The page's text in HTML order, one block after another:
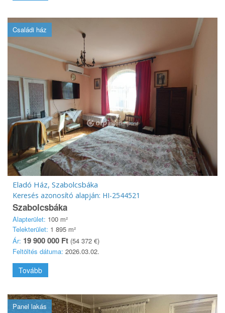
Családi ház
Eladó Ház, Szabolcsbáka
Keresés azonosító alapján: HI-2544521
Szabolcsbáka
Alapterület: 100 m²
Telekterület: 1 895 m²
Ár: 19 900 000 Ft (54 372 €)
Feltöltés dátuma: 2026.03.02.
Tovább
Panel lakás